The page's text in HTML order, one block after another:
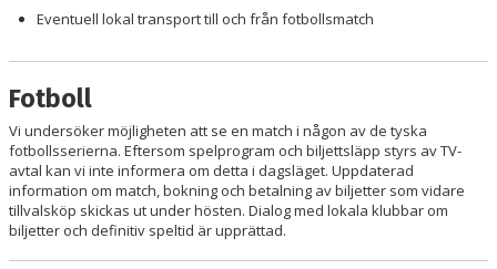
Eventuell lokal transport till och från fotbollsmatch
Fotboll
Vi undersöker möjligheten att se en match i någon av de tyska
fotbollsserierna. Eftersom spelprogram och biljettsläpp styrs av TV-
avtal kan vi inte informera om detta i dagsläget. Uppdaterad
information om match, bokning och betalning av biljetter som vidare
tillvalsköp skickas ut under hösten. Dialog med lokala klubbar om
biljetter och definitiv speltid är upprättad.